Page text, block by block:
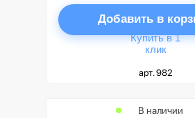
Добавить в
Купить в 1
клик
арт. 982
В наличии